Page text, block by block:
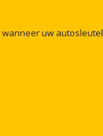
wanneeruw autosleutel